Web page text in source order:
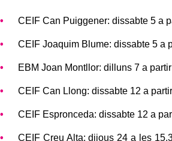
CEIF Can Puiggener: dissabte 5 a
CEIF Joaquim Blume: dissabte 5 a
EBM Joan Montllor: dilluns 7 a
CEIF Can Llong: dissabte 12 a
CEIF Espronceda: dissabte 12 a
CEIF Creu Alta: dijous 24 a les